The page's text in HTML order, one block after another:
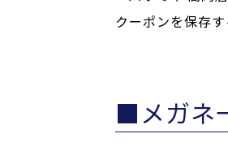
クーポンを保存す
■メガネ